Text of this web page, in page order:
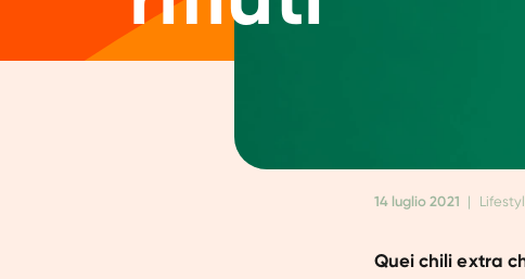
14 luglio 2021 |
Quei chili extra